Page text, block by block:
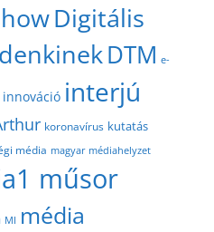
Digitális
DTM e-
innováció interjú
koronavírus kutatás
média magyar médiahelyzet
műsor
MI média